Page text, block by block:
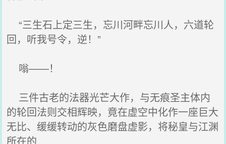
“三生石上定三生，忘川河畔忘川人，六道轮
回，听我号令，逆！”
嗡——！
三件古老的法器光芒大作，与无痕圣主体内
的轮回法则交相辉映，竟在虚空中化作一座巨大
无比、缓缓转动的灰色磨盘虚影，将秘皇与江渊
所在的